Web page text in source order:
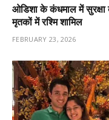
ओडिशा के कंधमाल में सुरक्षा
मृतकों में रश्मि शामिल
FEBRUARY 23, 2026